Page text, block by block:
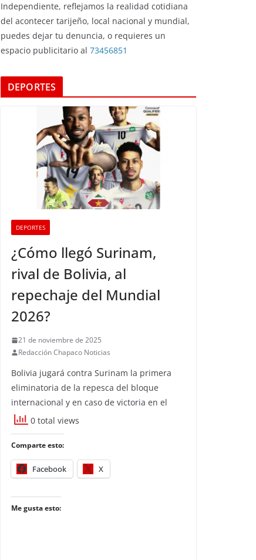
Independiente, reflejamos la realidad cotidiana
del acontecer tarijeño, local nacional y mundial,
puedes dejar tu denuncia, o requieres un
espacio publicitario al 73456851
DEPORTES
DEPORTES
¿Cómo llegó Surinam,
rival de Bolivia, al
repechaje del Mundial
2026?
21 de noviembre de 2025
Redacción Chapaco Noticias
Bolivia jugará contra Surinam la primera
eliminatoria de la repesca del bloque
internacional y en caso de victoria en el
0 total views
Comparte esto:
Facebook X
Me gusta esto: